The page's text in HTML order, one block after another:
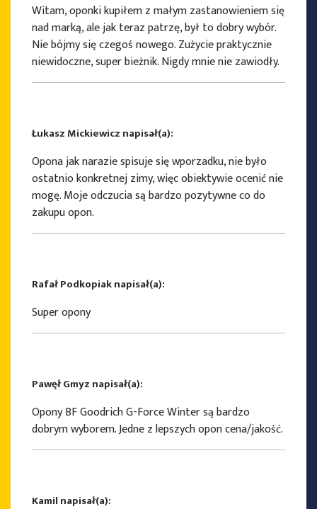
Witam, oponki kupiłem z małym zastanowieniem się
nad marką, ale jak teraz patrzę, był to dobry wybór.
Nie bójmy się czegoś nowego. Zużycie praktycznie
niewidoczne, super bieżnik. Nigdy mnie nie zawiodły.
Łukasz Mickiewicz napisał(a):
Opona jak narazie spisuje się wporzadku, nie było
ostatnio konkretnej zimy, więc obiektywie ocenić nie
mogę. Moje odczucia są bardzo pozytywne co do
zakupu opon.
Rafał Podkopiak napisał(a):
Super opony
Pawęł Gmyz napisał(a):
Opony BF Goodrich G-Force Winter są bardzo
dobrym wyborem. Jedne z lepszych opon cena/jakość.
Kamil napisał(a):